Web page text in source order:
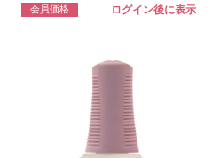
会員価格 ログイン後に表示